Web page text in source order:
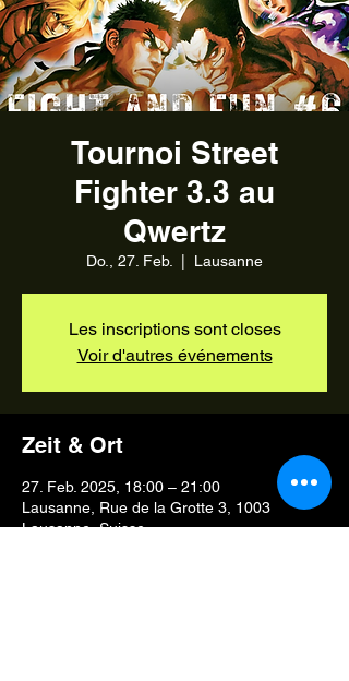
Tournoi Street
Fighter 3.3 au
Qwertz
Do., 27. Feb. Lausanne
Les inscriptions sont closes
Voir d'autres événements
Zeit & Ort
27. Feb. 2025, 18:00 – 21:00
Lausanne, Rue de la Grotte 3, 1003
Lausanne, Suisse